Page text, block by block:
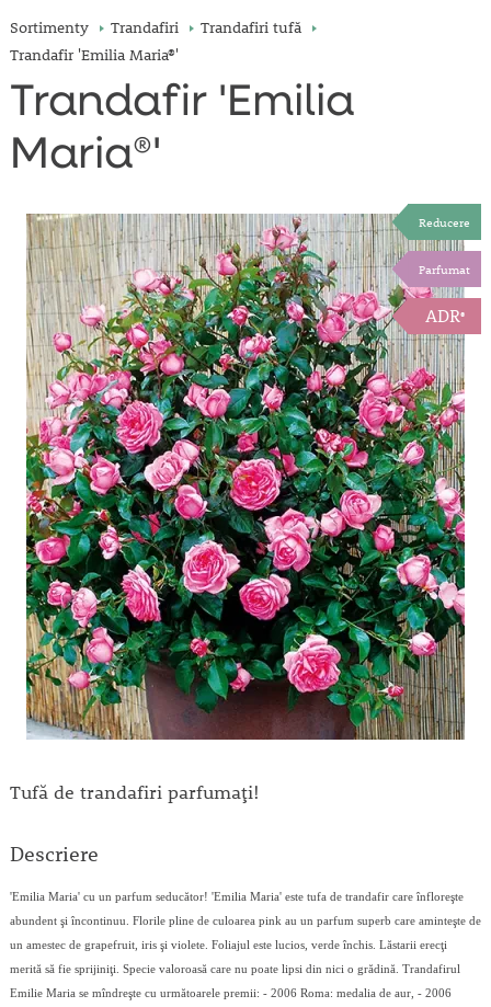
Sortimenty Trandafiri
Trandafiri tufă
Trandafir 'Emilia Maria®'
Trandafir 'Emilia
Maria®'
Reducere
Parfumat
ADR®
Tufă de trandafiri parfumaţi!
Descriere
'Emilia Maria' cu un parfum seducător! 'Emilia Maria' este tufa de trandafir care înfloreşte
abundent şi încontinuu. Florile pline de culoarea pink au un parfum superb care aminteşte de
un amestec de grapefruit, iris şi violete. Foliajul este lucios, verde închis. Lăstarii erecţi
merită să fie sprijiniţi. Specie valoroasă care nu poate lipsi din nici o grădină. Trandafirul
Emilie Maria se mîndreşte cu următoarele premii: - 2006 Roma: medalia de aur, - 2006